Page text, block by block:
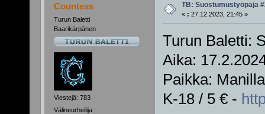
Countess
Turun Baletti
Baarikärpänen
Viestejä: 783
Välineurheilija
TB: Suostumustyöpaja
« : 27.12.2023, 21:45 »
Turun Baletti:
Aika:
Paikka:
K-18 / 5 € -